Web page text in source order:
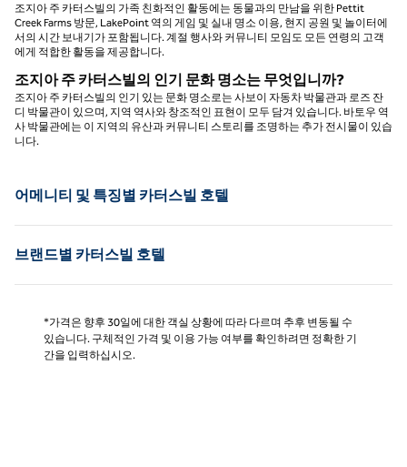
조지아 주 카터스빌의 가족 친화적인 활동에는 동물과의 만남을 위한 Pettit
Creek Farms 방문, LakePoint 역의 게임 및 실내 명소 이용, 현지 공원 및 놀이터에
서의 시간 보내기가 포함됩니다. 계절 행사와 커뮤니티 모임도 모든 연령의 고객
에게 적합한 활동을 제공합니다.
조지아 주 카터스빌의 인기 문화 명소는 무엇입니까?
조지아 주 카터스빌의 인기 있는 문화 명소로는 사보이 자동차 박물관과 로즈 잔
디 박물관이 있으며, 지역 역사와 창조적인 표현이 모두 담겨 있습니다. 바토우 역
사 박물관에는 이 지역의 유산과 커뮤니티 스토리를 조명하는 추가 전시물이 있습
니다.
어메니티 및 특징별 카터스빌 호텔
브랜드별 카터스빌 호텔
*가격은 향후 30일에 대한 객실 상황에 따라 다르며 추후 변동될 수
있습니다. 구체적인 가격 및 이용 가능 여부를 확인하려면 정확한 기
간을 입력하십시오.